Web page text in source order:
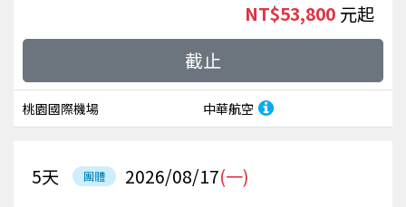
桃園國際機場 中華航空
NT$53,800 起
截止
團體 2026/08/17(一)
5天